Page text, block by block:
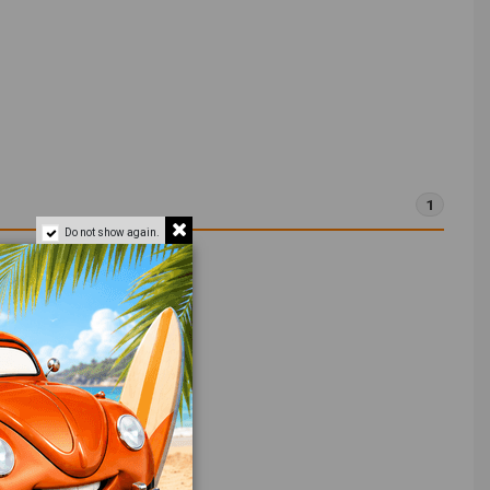
1
Do not show again.